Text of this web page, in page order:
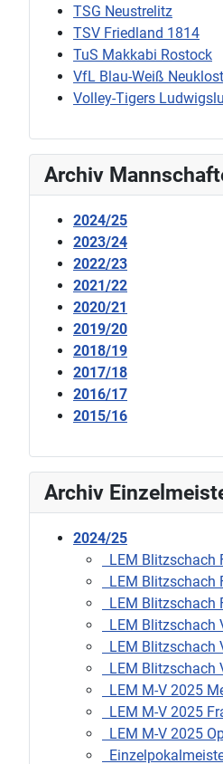
TSG Neustrelitz
TSV Friedland 1814
TuS Makkabi Rostock
VfL Blau-Weiß
Volley-Tigers
Archiv
2024/25
2023/24
2022/23
2021/22
2020/21
2019/20
2018/19
2017/18
2016/17
2015/16
Archiv
2024/25
LEM Blitzschach
LEM Blitzschach
LEM Blitzschach
LEM Blitzschach
LEM Blitzschach
LEM Blitzschach
LEM M-V 2025
LEM M-V 2025
LEM M-V 2025